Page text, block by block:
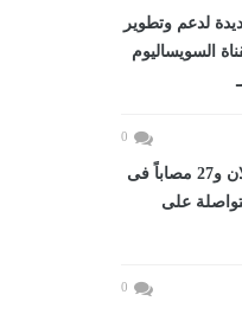
لدعم وتطوير
السويساليوم
0
4 شهداء بينهم طفلان و27 مصاباً فى
على
0